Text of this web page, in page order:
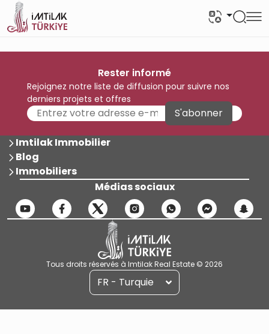
Rester informé
Rejoignez notre liste de diffusion pour suivre nos
derniers projets et offres
S'abonner
Imtilak Immobilier
Blog
Immobiliers
Médias sociaux
Tous droits réservés à Imtilak Real Estate © 2026
FR - Turquie